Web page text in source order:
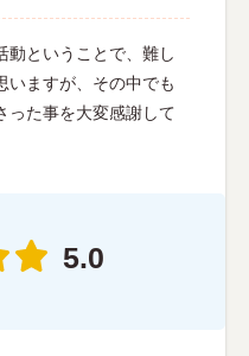
動ということで、難し
いますが、その中でも
った事を大変感謝して
5.0